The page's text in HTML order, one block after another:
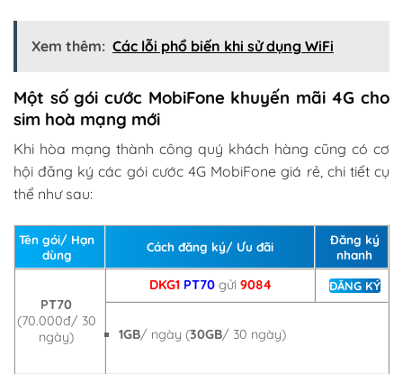
Xem thêm: Các lỗi phổ biến khi sử dụng WiFi
Một số gói cước MobiFone khuyến mãi 4G cho
sim hoà mạng mới
Khi hòa mạng thành công quý khách hàng cũng có cơ
hội đăng ký các gói cước 4G MobiFone giá rẻ, chi tiết cụ
thể như sau:
Tên gói/ Hạn
dùng
Cách đăng ký/ Ưu đãi
Đăng ký
nhanh
PT70
(70.000đ/ 30
ngày)
DKG1 PT70 gửi 9084 ĐĂNG KÝ
1GB/ ngày (30GB/ 30 ngày)